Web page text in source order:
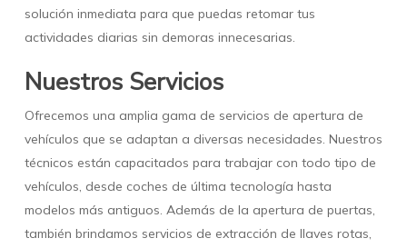
solución inmediata para que puedas retomar tus
actividades diarias sin demoras innecesarias.
Nuestros Servicios
Ofrecemos una amplia gama de servicios de apertura de
vehículos que se adaptan a diversas necesidades. Nuestros
técnicos están capacitados para trabajar con todo tipo de
vehículos, desde coches de última tecnología hasta
modelos más antiguos. Además de la apertura de puertas,
también brindamos servicios de extracción de llaves rotas,